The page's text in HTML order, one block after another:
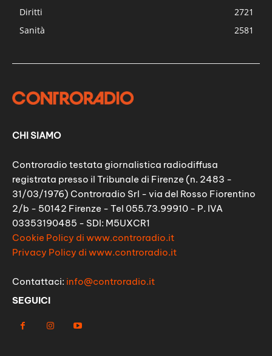
Diritti
2721
Sanità
2581
CHI SIAMO
Controradio testata giornalistica radiodiffusa
registrata presso il Tribunale di Firenze (n. 2483 -
31/03/1976) Controradio Srl - via del Rosso Fiorentino
2/b - 50142 Firenze - Tel 055.73.99910 - P. IVA
03353190485 - SDI: M5UXCR1
Cookie Policy di www.controradio.it
Privacy Policy di www.controradio.it
Contattaci: info@controradio.it
SEGUICI